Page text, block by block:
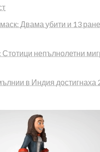
Двама убити и 13
Стотици непълнолетни
в Индия достигнаха